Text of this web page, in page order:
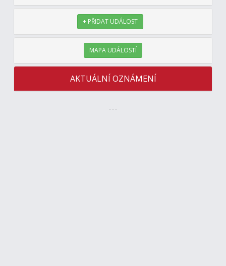
+ PŘIDAT UDÁLOST
MAPA UDÁLOSTÍ
AKTUÁLNÍ OZNÁMENÍ
---